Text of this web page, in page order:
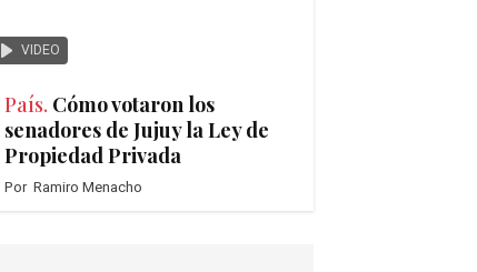
VIDEO
País. Cómo votaron los
senadores de Jujuy la Ley de
Propiedad Privada
Por Ramiro Menacho